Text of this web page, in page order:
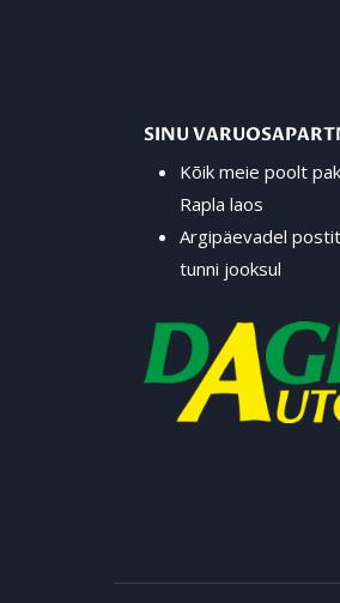
SINU
Kõik meie poolt
Rapla laos
Argipäevadel
tunni jooksul